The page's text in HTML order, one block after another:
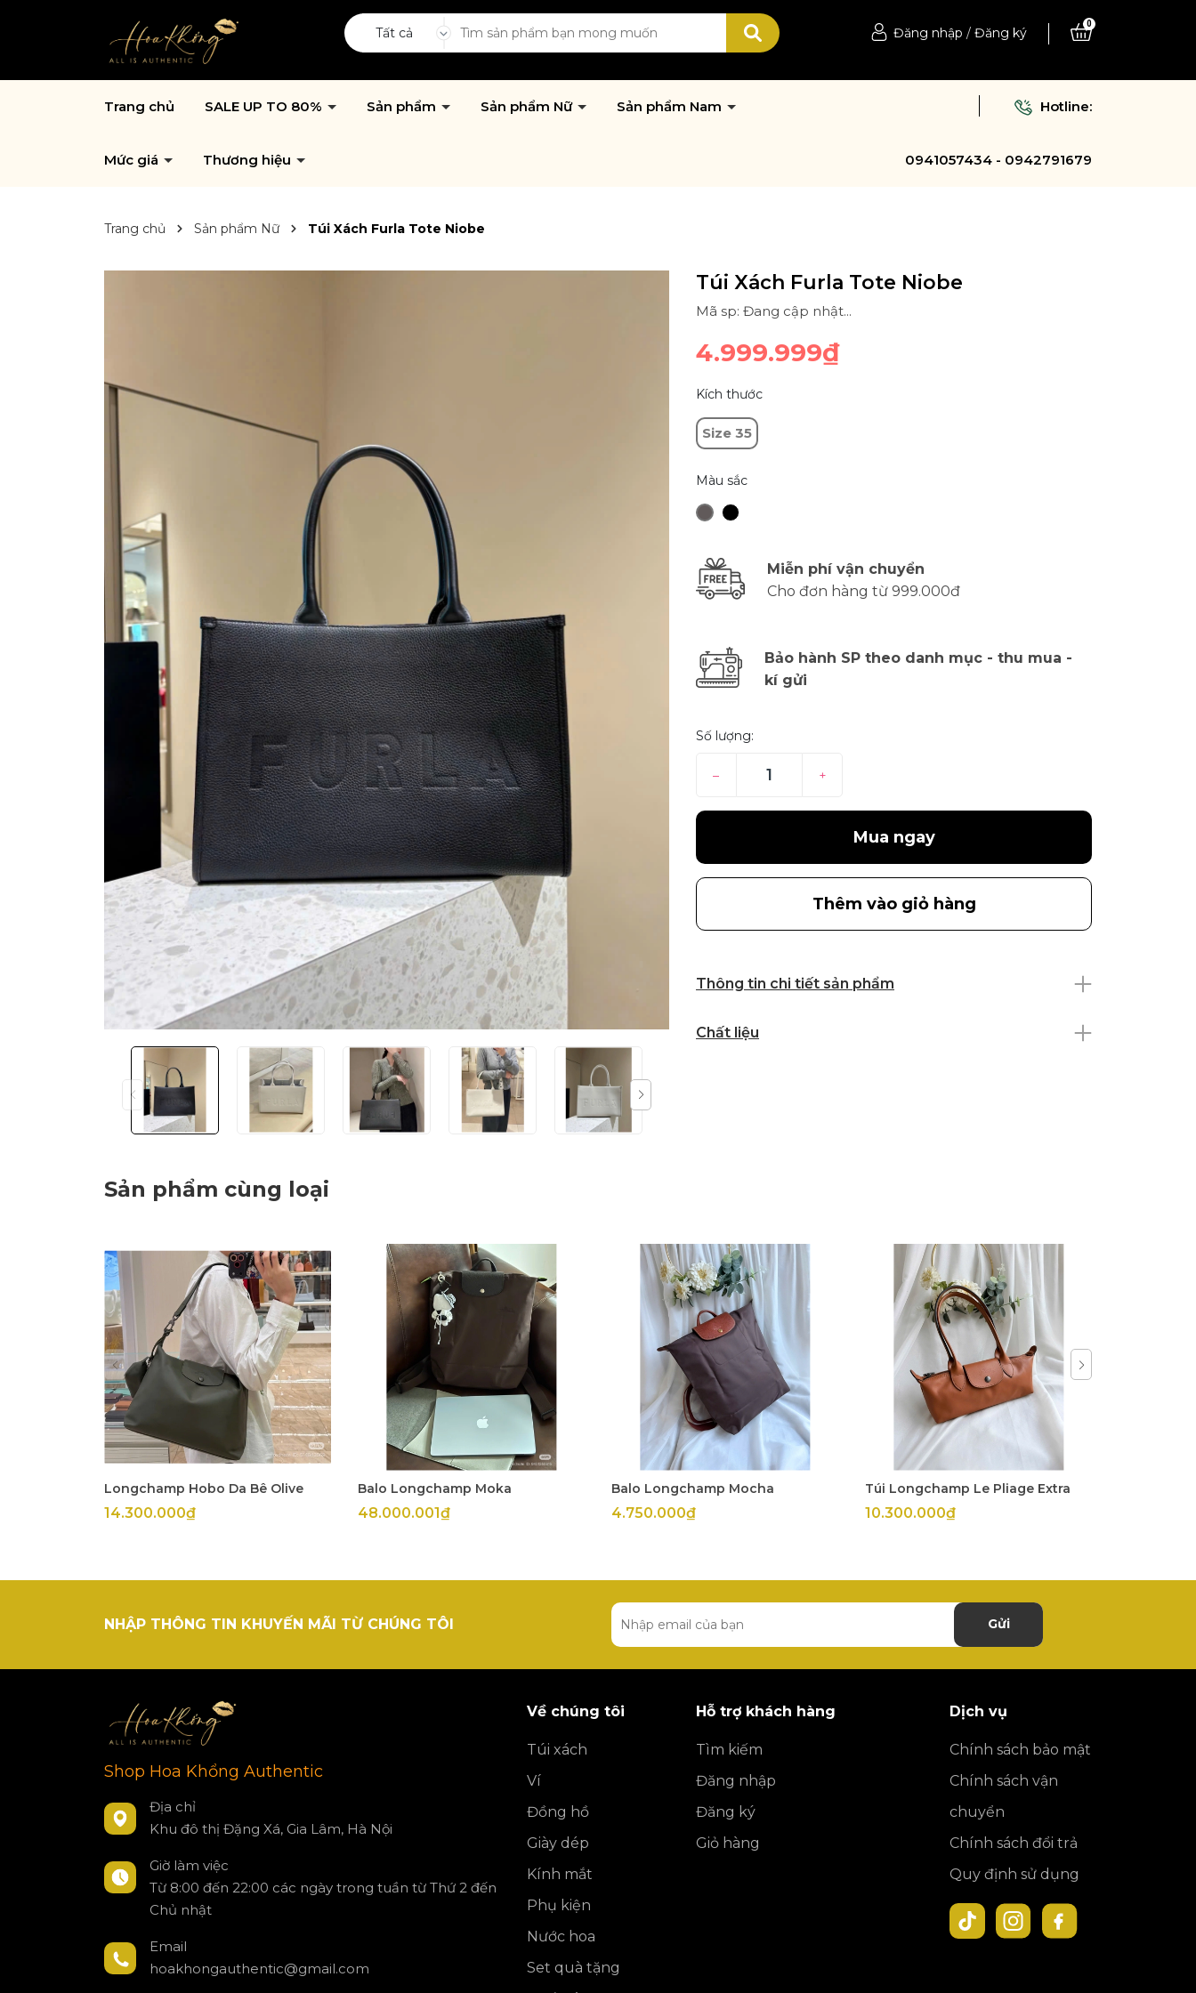
Tất cả Đăng nhập / Đăng ký
0
Trang chủ SALE UP TO 80% Sản phẩm Sản phẩm Nữ Sản phẩm Nam
Mức giá Thương hiệu
Hotline:
0941057434 - 0942791679
Trang chủ Sản phẩm Nữ Túi Xách Furla Tote Niobe
Túi Xách Furla Tote Niobe
Mã sp: Đang cập nhật...
4.999.999₫
Kích thước
Size 35
Màu sắc
Miễn phí vận chuyển
Cho đơn hàng từ 999.000đ
Bảo hành SP theo danh mục - thu mua -
kí gửi
Số lượng:
– +
Mua ngay
Thêm vào giỏ hàng
Thông tin chi tiết sản phẩm
Chất liệu
Sản phẩm cùng loại
Longchamp Hobo Da Bê Olive
14.300.000₫
Balo Longchamp Moka
48.000.001₫
Balo Longchamp Mocha
4.750.000₫
Túi Longchamp Le Pliage Extra
10.300.000₫
NHẬP THÔNG TIN KHUYẾN MÃI TỪ CHÚNG TÔI Gửi
Shop Hoa Khổng Authentic
Địa chỉ
Khu đô thị Đặng Xá, Gia Lâm, Hà Nội
Giờ làm việc
Từ 8:00 đến 22:00 các ngày trong tuần từ Thứ 2 đến
Chủ nhật
Email
hoakhongauthentic@gmail.com
Về chúng tôi
Túi xách
Ví
Đồng hồ
Giày dép
Kính mắt
Phụ kiện
Nước hoa
Set quà tặng
Hỗ trợ khách hàng
Tìm kiếm
Đăng nhập
Đăng ký
Giỏ hàng
Dịch vụ
Chính sách bảo mật
Chính sách vận
chuyển
Chính sách đổi trả
Quy định sử dụng